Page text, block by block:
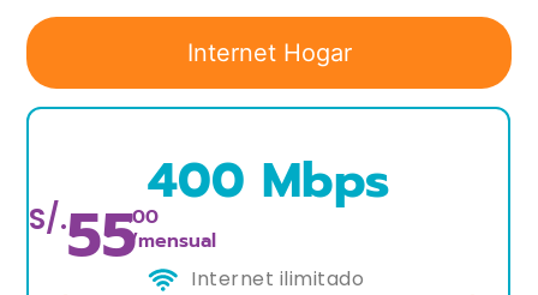
Internet Hogar
400 Mbps
S/.55.00
/mensual
Internet ilimitado